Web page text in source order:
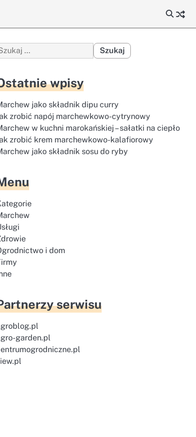
wpisy
jako składnik dipu curry
zrobić napój marchewkowo-cytrynowy
w kuchni marokańskiej – sałatki na ciepło
zrobić krem marchewkowo-kalafiorowy
jako składnik sosu do ryby
i dom
serwisu
garden.pl